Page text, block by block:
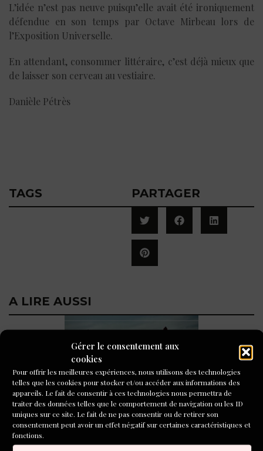
Gérer le consentement aux
cookies
Pour offrir les meilleures expériences, nous utilisons des technologies
telles que les cookies pour stocker et/ou accéder aux informations des
appareils. Le fait de consentir à ces technologies nous permettra de
traiter des données telles que le comportement de navigation ou les ID
uniques sur ce site. Le fait de ne pas consentir ou de retirer son
consentement peut avoir un effet négatif sur certaines caractéristiques et
fonctions.
L’idée n’est pas neuve puisqu’elle avait été ironiquement
défendue en son temps par Octave Mirbeau lors de
l’Exposition Universelle.
En attendant, consommer littéraire, c’est déjà mieux que
de laisser son cerveau au vestiaire.
Danièle Pétrès
TAGS PARTAGER
A LIRE AUSSI
Nos livres de l’été !